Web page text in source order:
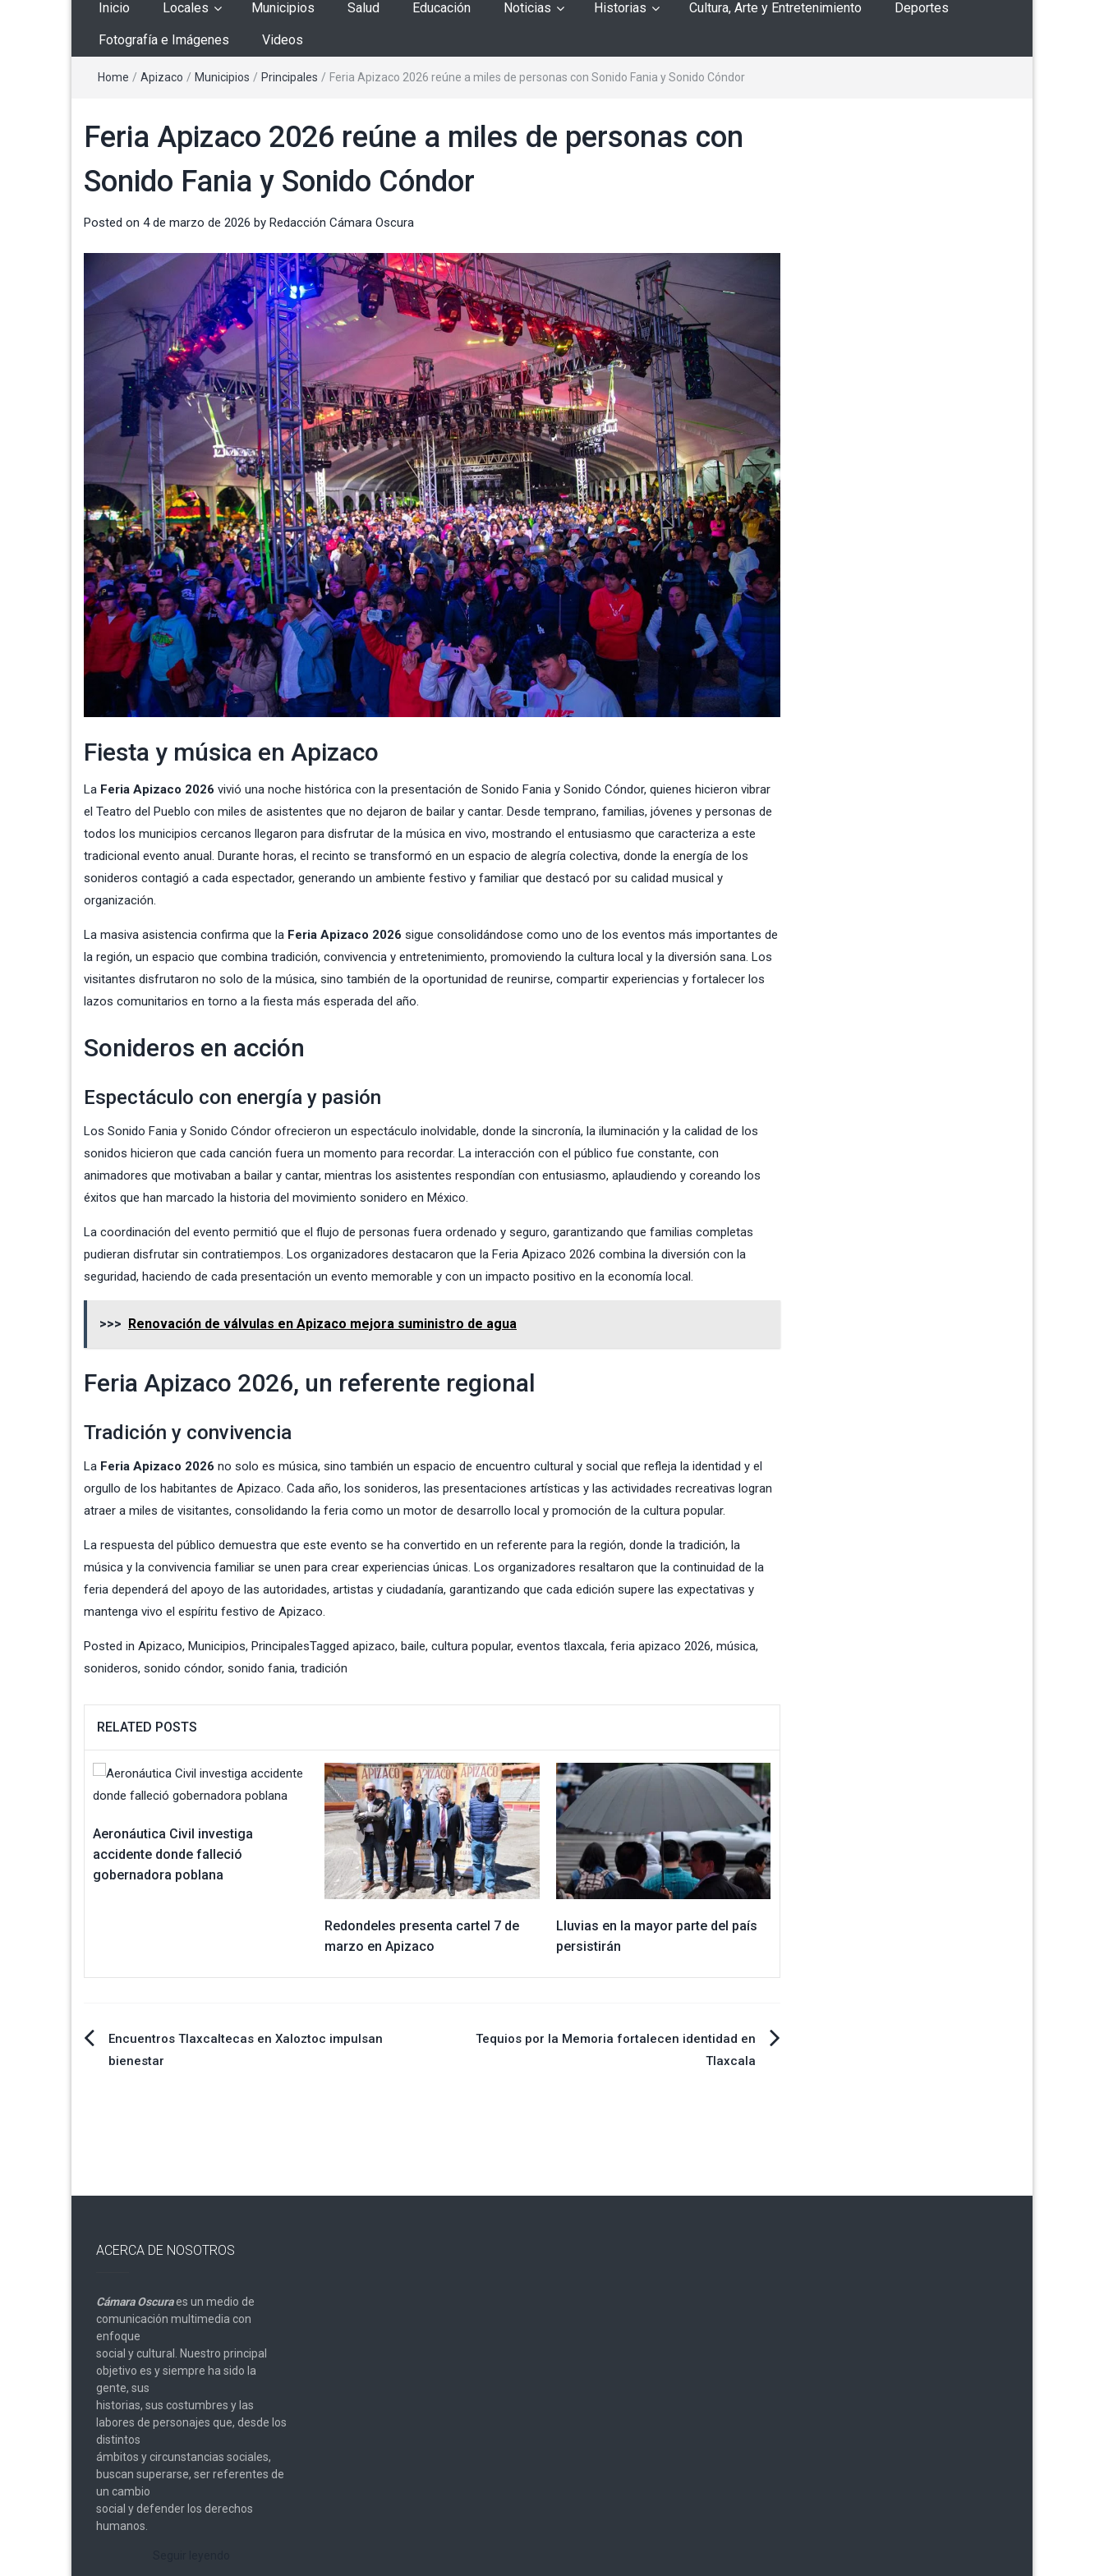
Inicio Locales Municipios Salud Educación Noticias Historias Cultura, Arte y Entretenimiento Deportes
Fotografía e Imágenes Videos
Home / Apizaco / Municipios / Principales / Feria Apizaco 2026 reúne a miles de personas con Sonido Fania y Sonido Cóndor
Feria Apizaco 2026 reúne a miles de personas con
Sonido Fania y Sonido Cóndor
Posted on 4 de marzo de 2026 by Redacción Cámara Oscura
Fiesta y música en Apizaco
La Feria Apizaco 2026 vivió una noche histórica con la presentación de Sonido Fania y Sonido Cóndor, quienes hicieron vibrar
el Teatro del Pueblo con miles de asistentes que no dejaron de bailar y cantar. Desde temprano, familias, jóvenes y personas de
todos los municipios cercanos llegaron para disfrutar de la música en vivo, mostrando el entusiasmo que caracteriza a este
tradicional evento anual. Durante horas, el recinto se transformó en un espacio de alegría colectiva, donde la energía de los
sonideros contagió a cada espectador, generando un ambiente festivo y familiar que destacó por su calidad musical y
organización.
La masiva asistencia confirma que la Feria Apizaco 2026 sigue consolidándose como uno de los eventos más importantes de
la región, un espacio que combina tradición, convivencia y entretenimiento, promoviendo la cultura local y la diversión sana. Los
visitantes disfrutaron no solo de la música, sino también de la oportunidad de reunirse, compartir experiencias y fortalecer los
lazos comunitarios en torno a la fiesta más esperada del año.
Sonideros en acción
Espectáculo con energía y pasión
Los Sonido Fania y Sonido Cóndor ofrecieron un espectáculo inolvidable, donde la sincronía, la iluminación y la calidad de los
sonidos hicieron que cada canción fuera un momento para recordar. La interacción con el público fue constante, con
animadores que motivaban a bailar y cantar, mientras los asistentes respondían con entusiasmo, aplaudiendo y coreando los
éxitos que han marcado la historia del movimiento sonidero en México.
La coordinación del evento permitió que el flujo de personas fuera ordenado y seguro, garantizando que familias completas
pudieran disfrutar sin contratiempos. Los organizadores destacaron que la Feria Apizaco 2026 combina la diversión con la
seguridad, haciendo de cada presentación un evento memorable y con un impacto positivo en la economía local.
>>> Renovación de válvulas en Apizaco mejora suministro de agua
Feria Apizaco 2026, un referente regional
Tradición y convivencia
La Feria Apizaco 2026 no solo es música, sino también un espacio de encuentro cultural y social que refleja la identidad y el
orgullo de los habitantes de Apizaco. Cada año, los sonideros, las presentaciones artísticas y las actividades recreativas logran
atraer a miles de visitantes, consolidando la feria como un motor de desarrollo local y promoción de la cultura popular.
La respuesta del público demuestra que este evento se ha convertido en un referente para la región, donde la tradición, la
música y la convivencia familiar se unen para crear experiencias únicas. Los organizadores resaltaron que la continuidad de la
feria dependerá del apoyo de las autoridades, artistas y ciudadanía, garantizando que cada edición supere las expectativas y
mantenga vivo el espíritu festivo de Apizaco.
Posted in Apizaco, Municipios, PrincipalesTagged apizaco, baile, cultura popular, eventos tlaxcala, feria apizaco 2026, música,
sonideros, sonido cóndor, sonido fania, tradición
RELATED POSTS
Aeronáutica Civil investiga
accidente donde falleció
gobernadora poblana
Redondeles presenta cartel 7 de
marzo en Apizaco
Lluvias en la mayor parte del país
persistirán
Navegación
Encuentros Tlaxcaltecas en Xaloztoc impulsan
bienestar
Tequios por la Memoria fortalecen identidad en
Tlaxcala
ACERCA DE NOSOTROS
Cámara Oscuraes un medio de
comunicación multimedia con
enfoque
social y cultural. Nuestro principal
objetivo es y siempre ha sido la
gente, sus
historias, sus costumbres y las
labores de personajes que, desde los
distintos
ámbitos y circunstancias sociales,
buscan superarse, ser referentes de
un cambio
social y defender los derechos
humanos.